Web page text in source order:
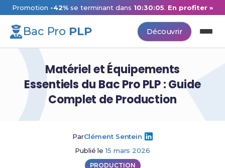
Promotion -42%se terminant dans 10:30:04. En profiter »
Bac Pro PLP Découvrir
Matériel et Équipements
Essentiels du Bac Pro PLP : Guide
Complet de Production
ParClément Sentein
Publié le15 mars 2026
PRODUCTION